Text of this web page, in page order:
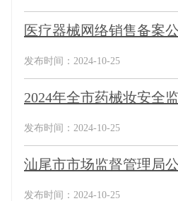
医疗器械网络销售备案
发布时间：2024-10-25
2024年全市药械妆安全
发布时间：2024-10-25
汕尾市市场监督管理局
发布时间：2024-10-25